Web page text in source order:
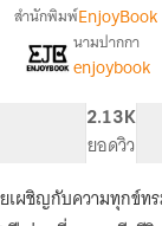
เรื่อง [จบ]
ย้อน
เวลา
กลับ
มา
ป่วน
หัวใจ
นาย
สำนักพิมพ์EnjoyBook
นามปากกา
enjoybook
2.13K
ยอดวิว
เผชิญกับความทุกข์ท